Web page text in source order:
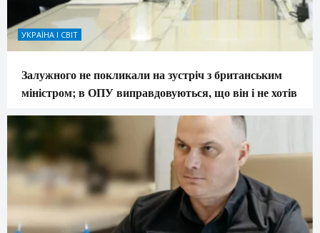
УКРАЇНА І СВІТ
Залужного не покликали на зустріч з британським
міністром; в ОПУ виправдовуються, що він і не хотів